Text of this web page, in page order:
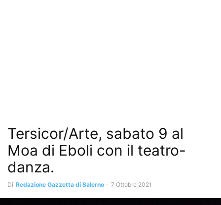
Tersicor/Arte, sabato 9 al
Moa di Eboli con il teatro-
danza.
Di Redazione Gazzetta di Salerno - 7 Ottobre 2021